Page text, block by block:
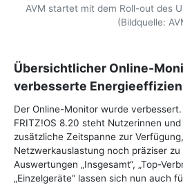
AVM startet mit dem Roll-out des
(Bildquelle:
Übersichtlicher Online-
verbesserte
Der Online-Monitor wurde
FRITZ!OS 8.20 steht Nutzerinnen
zusätzliche Zeitspanne zur
Netzwerkauslastung noch präziser
Auswertungen „Insgesamt“, „Top-
„Einzelgeräte“ lassen sich nun auch